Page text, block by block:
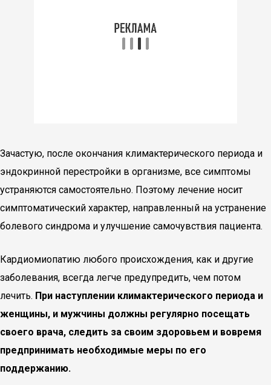
Зачастую, после окончания климактерического периода и
эндокринной перестройки в организме, все симптомы
устраняются самостоятельно. Поэтому лечение носит
симптоматический характер, направленный на устранение
болевого синдрома и улучшение самочувствия пациента.
Кардиомиопатию любого происхождения, как и другие
заболевания, всегда легче предупредить, чем потом
лечить. При наступлении климактерического периода и
женщины, и мужчины должны регулярно посещать
своего врача, следить за своим здоровьем и вовремя
предпринимать необходимые меры по его
поддержанию.